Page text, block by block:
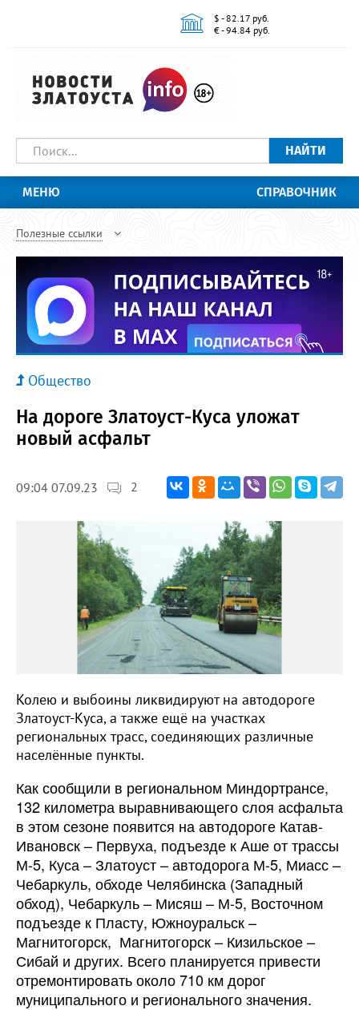
$ - 82.17 руб.
€ - 94.84 руб.
НАЙТИ
МЕНЮ СПРАВОЧНИК
Полезные ссылки
Общество
На дороге Златоуст-Куса уложат
новый асфальт
09:04 07.09.23 2
Колею и выбоины ликвидируют на автодороге
Златоуст-Куса, а также ещё на участках
региональных трасс, соединяющих различные
населённые пункты.
Как сообщили в региональном Миндортрансе,
132 километра выравнивающего слоя асфальта
в этом сезоне появится на автодороге Катав-
Ивановск – Первуха, подъезде к Аше от трассы
М-5, Куса – Златоуст – автодорога М-5, Миасс –
Чебаркуль, обходе Челябинска (Западный
обход), Чебаркуль – Мисяш – М-5, Восточном
подъезде к Пласту, Южноуральск –
Магнитогорск, Магнитогорск – Кизильское –
Сибай и других. Всего планируется привести
отремонтировать около 710 км дорог
муниципального и регионального значения.